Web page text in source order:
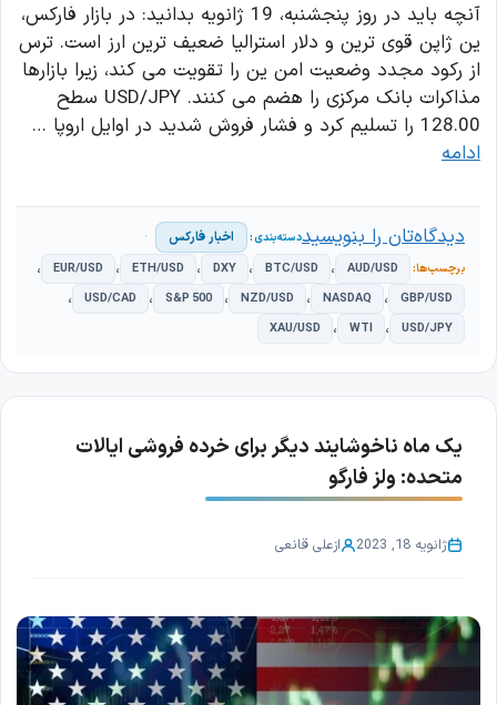
آنچه باید در روز پنجشنبه، 19 ژانویه بدانید: در بازار فارکس،
ین ژاپن قوی ترین و دلار استرالیا ضعیف ترین ارز است. ترس
از رکود مجدد وضعیت امن ین را تقویت می کند، زیرا بازارها
مذاکرات بانک مرکزی را هضم می کنند. USD/JPY سطح
128.00 را تسلیم کرد و فشار فروش شدید در اوایل اروپا …
ادامه
اخبار فارکس
AUD/USD ، BTC/USD ، DXY ، ETH/USD ، EUR/USD ،
GBP/USD ، NASDAQ ، NZD/USD ، S&P 500 ، USD/CAD ،
USD/JPY ، WTI ، XAU/USD
دیدگاه‌تان را بنویسید
یک ماه ناخوشایند دیگر برای خرده فروشی ایالات
متحده: ولز فارگو
ژانویه 18, 2023 ازعلی قانعی